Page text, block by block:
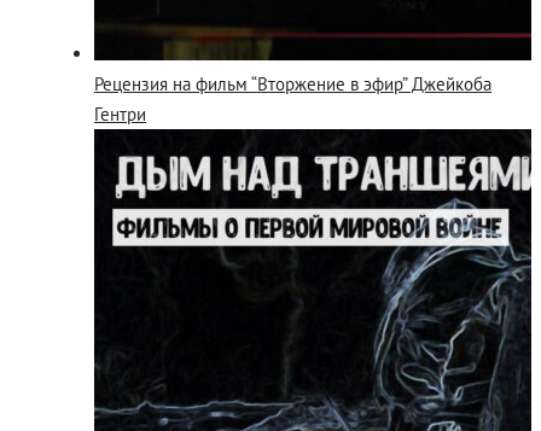
Рецензия на фильм “Вторжение в эфир” Джейкоба
Гентри